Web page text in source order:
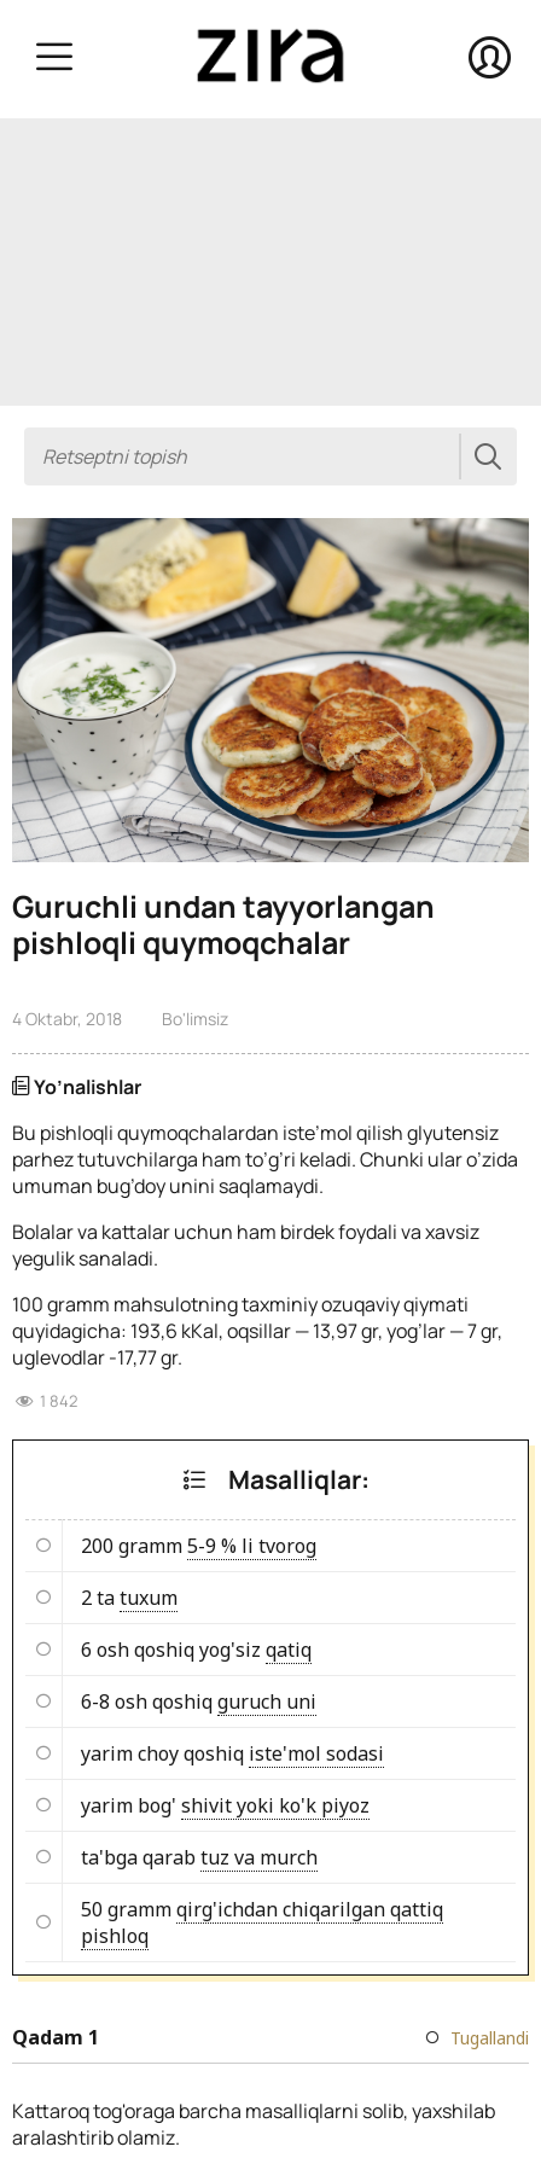
Guruchli undan tayyorlangan
pishloqli quymoqchalar
4 Oktabr, 2018 Bo'limsiz
Yo’nalishlar
Bu pishloqli quymoqchalardan iste’mol qilish glyutensiz
parhez tutuvchilarga ham to’g’ri keladi. Chunki ular o’zida
umuman bug’doy unini saqlamaydi.
Bolalar va kattalar uchun ham birdek foydali va xavsiz
yegulik sanaladi.
100 gramm mahsulotning taxminiy ozuqaviy qiymati
quyidagicha: 193,6 kKal, oqsillar — 13,97 gr, yog’lar — 7 gr,
uglevodlar -17,77 gr.
1 842
Masalliqlar:
200 gramm5-9 % li tvorog
2 tatuxum
6 osh qoshiq yog'siz qatiq
6-8 osh qoshiqguruch uni
yarim choy qoshiq iste'mol sodasi
yarim bog' shivit yoki ko'k piyoz
ta'bga qarabtuz va murch
50 grammqirg'ichdan chiqarilgan qattiq
pishloq
Qadam 1 Tugallandi
Kattaroq tog'oraga barcha masalliqlarni solib, yaxshilab
aralashtirib olamiz.